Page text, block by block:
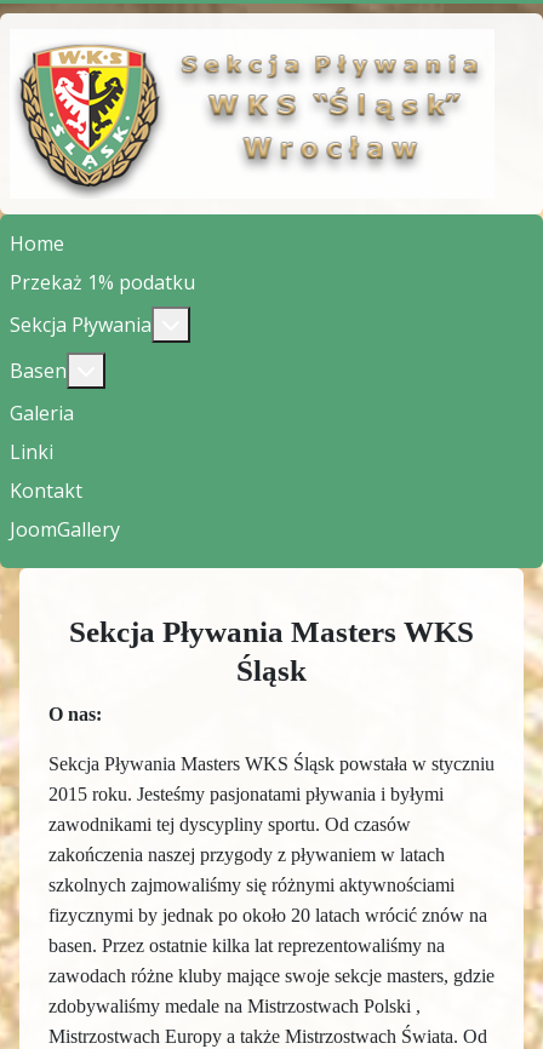
Home
Przekaż 1% podatku
Sekcja Pływania
Basen
Galeria
Linki
Kontakt
JoomGallery
Sekcja Pływania Masters WKS
Śląsk
O nas:
Sekcja Pływania Masters WKS Śląsk powstała w styczniu
2015 roku. Jesteśmy pasjonatami pływania i byłymi
zawodnikami tej dyscypliny sportu. Od czasów
zakończenia naszej przygody z pływaniem w latach
szkolnych zajmowaliśmy się różnymi aktywnościami
fizycznymi by jednak po około 20 latach wrócić znów na
basen. Przez ostatnie kilka lat reprezentowaliśmy na
zawodach różne kluby mające swoje sekcje masters, gdzie
zdobywaliśmy medale na Mistrzostwach Polski ,
Mistrzostwach Europy a także Mistrzostwach Świata. Od